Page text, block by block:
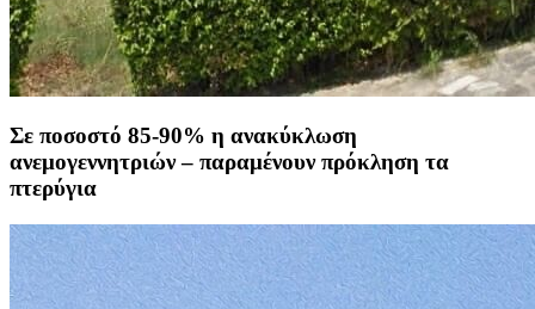
Σε ποσοστό 85-90% η ανακύκλωση
ανεμογεννητριών – παραμένουν πρόκληση τα
πτερύγια